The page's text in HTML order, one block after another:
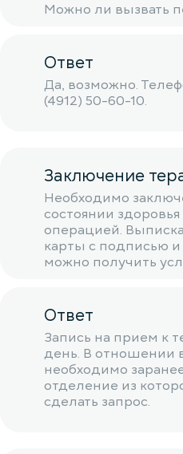
Можно ли вызвать
Ответ
Да, возможно.
(4912) 50-60-10.
Заключение
Необходимо
состоянии
операцией.
карты с подписью
можно получить
Ответ
Запись на прием к
день. В отношении
необходимо
отделение из
сделать запрос.